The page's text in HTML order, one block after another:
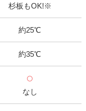
杉板もOK!※
約25℃
約35℃
○
なし